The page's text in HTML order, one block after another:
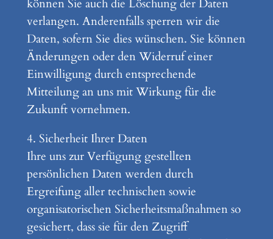
können Sie auch die Löschung der Daten
verlangen. Anderenfalls sperren wir die
Daten, sofern Sie dies wünschen. Sie können
Änderungen oder den Widerruf einer
Einwilligung durch entsprechende
Mitteilung an uns mit Wirkung für die
Zukunft vornehmen.
4. Sicherheit Ihrer Daten
Ihre uns zur Verfügung gestellten
persönlichen Daten werden durch
Ergreifung aller technischen sowie
organisatorischen Sicherheitsmaßnahmen so
gesichert, dass sie für den Zugriff